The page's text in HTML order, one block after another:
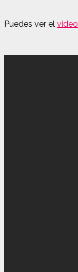
Puedes ver el